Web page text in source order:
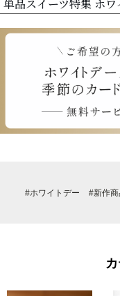
単品スイーツ特集 ホ
#ホワイトデー #新作商